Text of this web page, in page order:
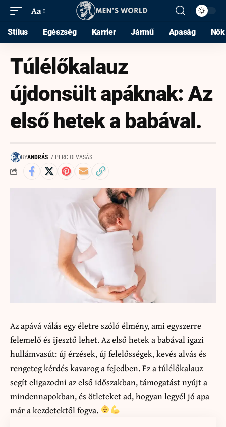
Aa
Stílus Egészség Karrier Jármű Apaság Nők
Túlélőkalauz
újdonsült apáknak: Az
első hetek a babával.
BYANDRÁS 7 PERC OLVASÁS
Az apává válás egy életre szóló élmény, ami egyszerre
felemelő és ijesztő lehet. Az első hetek a babával igazi
hullámvasút: új érzések, új felelősségek, kevés alvás és
rengeteg kérdés kavarog a fejedben. Ez a túlélőkalauz
segít eligazodni az első időszakban, támogatást nyújt a
mindennapokban, és ötleteket ad, hogyan legyél jó apa
már a kezdetektől fogva.